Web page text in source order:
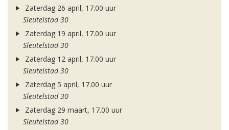
Zaterdag 26 april, 17.00 uur
Sleutelstad 30
Zaterdag 19 april, 17.00 uur
Sleutelstad 30
Zaterdag 12 april, 17.00 uur
Sleutelstad 30
Zaterdag 5 april, 17.00 uur
Sleutelstad 30
Zaterdag 29 maart, 17.00 uur
Sleutelstad 30